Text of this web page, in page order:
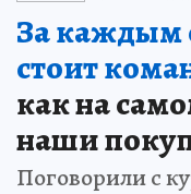
За каждым
стоит
как на
наши
Поговорили с